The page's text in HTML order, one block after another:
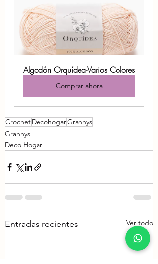
Algodón Orquídea-Varios Colores
Comprar ahora
CrochetDecohogarGrannys
Grannys
Deco Hogar
Entradas recientes Ver todo